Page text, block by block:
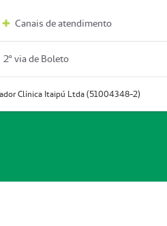
Canais de atendimento
2º via de Boleto
Clínica Itaipú Ltda (51004348-2)